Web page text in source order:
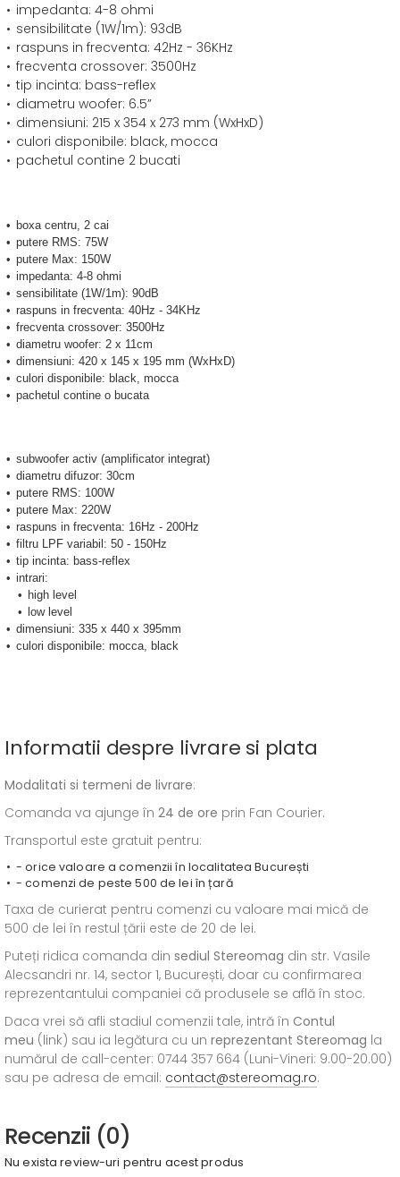
impedanta: 4-8 ohmi
sensibilitate (1W/1m): 93dB
raspuns in frecventa: 42Hz - 36KHz
frecventa crossover: 3500Hz
tip incinta: bass-reflex
diametru woofer: 6.5”
dimensiuni: 215 x 354 x 273 mm (WxHxD)
culori disponibile: black, mocca
pachetul contine 2 bucati
boxa centru, 2 cai
putere RMS: 75W
putere Max: 150W
impedanta: 4-8 ohmi
sensibilitate (1W/1m): 90dB
raspuns in frecventa: 40Hz - 34KHz
frecventa crossover: 3500Hz
diametru woofer: 2 x 11cm
dimensiuni: 420 x 145 x 195 mm (WxHxD)
culori disponibile: black, mocca
pachetul contine o bucata
subwoofer activ (amplificator integrat)
diametru difuzor: 30cm
putere RMS: 100W
putere Max: 220W
raspuns in frecventa: 16Hz - 200Hz
filtru LPF variabil: 50 - 150Hz
tip incinta: bass-reflex
intrari:
high level
low level
dimensiuni: 335 x 440 x 395mm
culori disponibile: mocca, black
Informatii despre livrare si plata
Modalitati si termeni de livrare:
Comanda va ajunge în 24 de ore prin Fan Courier.
Transportul este gratuit pentru:
- orice valoare a comenzii în localitatea București
- comenzi de peste 500 de lei în țară
Taxa de curierat pentru comenzi cu valoare mai mică de
500 de lei în restul țării este de 20 de lei.
Puteți ridica comanda din sediul Stereomag din str. Vasile
Alecsandri nr. 14, sector 1, București, doar cu confirmarea
reprezentantului companiei că produsele se află în stoc.
Daca vrei să afli stadiul comenzii tale, intră în Contul
meu (link) sau ia legătura cu un reprezentant Stereomag la
numărul de call-center: 0744 357 664 (Luni-Vineri: 9.00-20.00)
sau pe adresa de email: contact@stereomag.ro.
Recenzii (0)
Nu exista review-uri pentru acest produs